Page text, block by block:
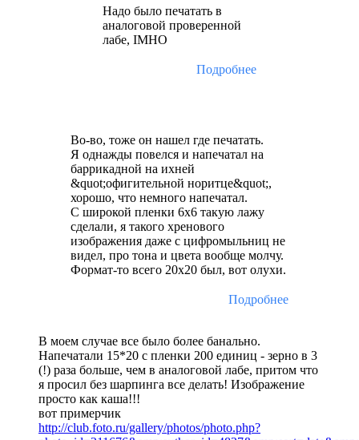
Надо было печатать в
аналоговой проверенной
лабе, IMHO
Подробнее
Во-во, тоже он нашел где печатать.
Я однажды повелся и напечатал на
баррикадной на ихней
&quot;офигительной норитце&quot;,
хорошо, что немного напечатал.
С широкой пленки 6х6 такую лажу
сделали, я такого хренового
изображения даже с цифромыльниц не
видел, про тона и цвета вообще молчу.
Формат-то всего 20х20 был, вот олухи.
Подробнее
В моем случае все было более банально.
Напечатали 15*20 с пленки 200 единиц - зерно в 3
(!) раза больше, чем в аналоговой лабе, притом что
я просил без шарпинга все делать! Изображение
просто как каша!!!
вот примерчик
http://club.foto.ru/gallery/photos/photo.php?